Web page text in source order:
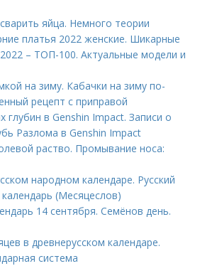
яйца. Немного теории
платья 2022 женские. Шикарные
– ТОП-100. Актуальные модели и
на зиму. Кабачки на зиму по-
рецепт с приправой
глубин в Genshin Impact. Записи о
Разлома в Genshin Impact
раство. Промывание носа:
народном календаре. Русский
(Месяцеслов)
14 сентября. Семёнов день.
в древнерусском календаре.
система